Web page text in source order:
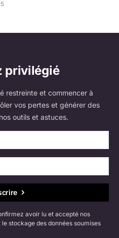
privilégié
restreinte et commencer à
vos pertes et générer des
outils et astuces.
avoir lu et accepté nos
stockage des données soumises